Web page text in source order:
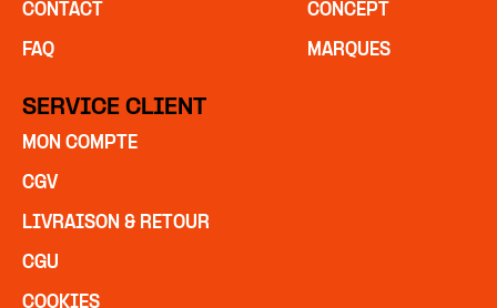
CONTACT
FAQ
CONCEPT
MARQUES
SERVICE CLIENT
MON COMPTE
CGV
LIVRAISON & RETOUR
CGU
COOKIES